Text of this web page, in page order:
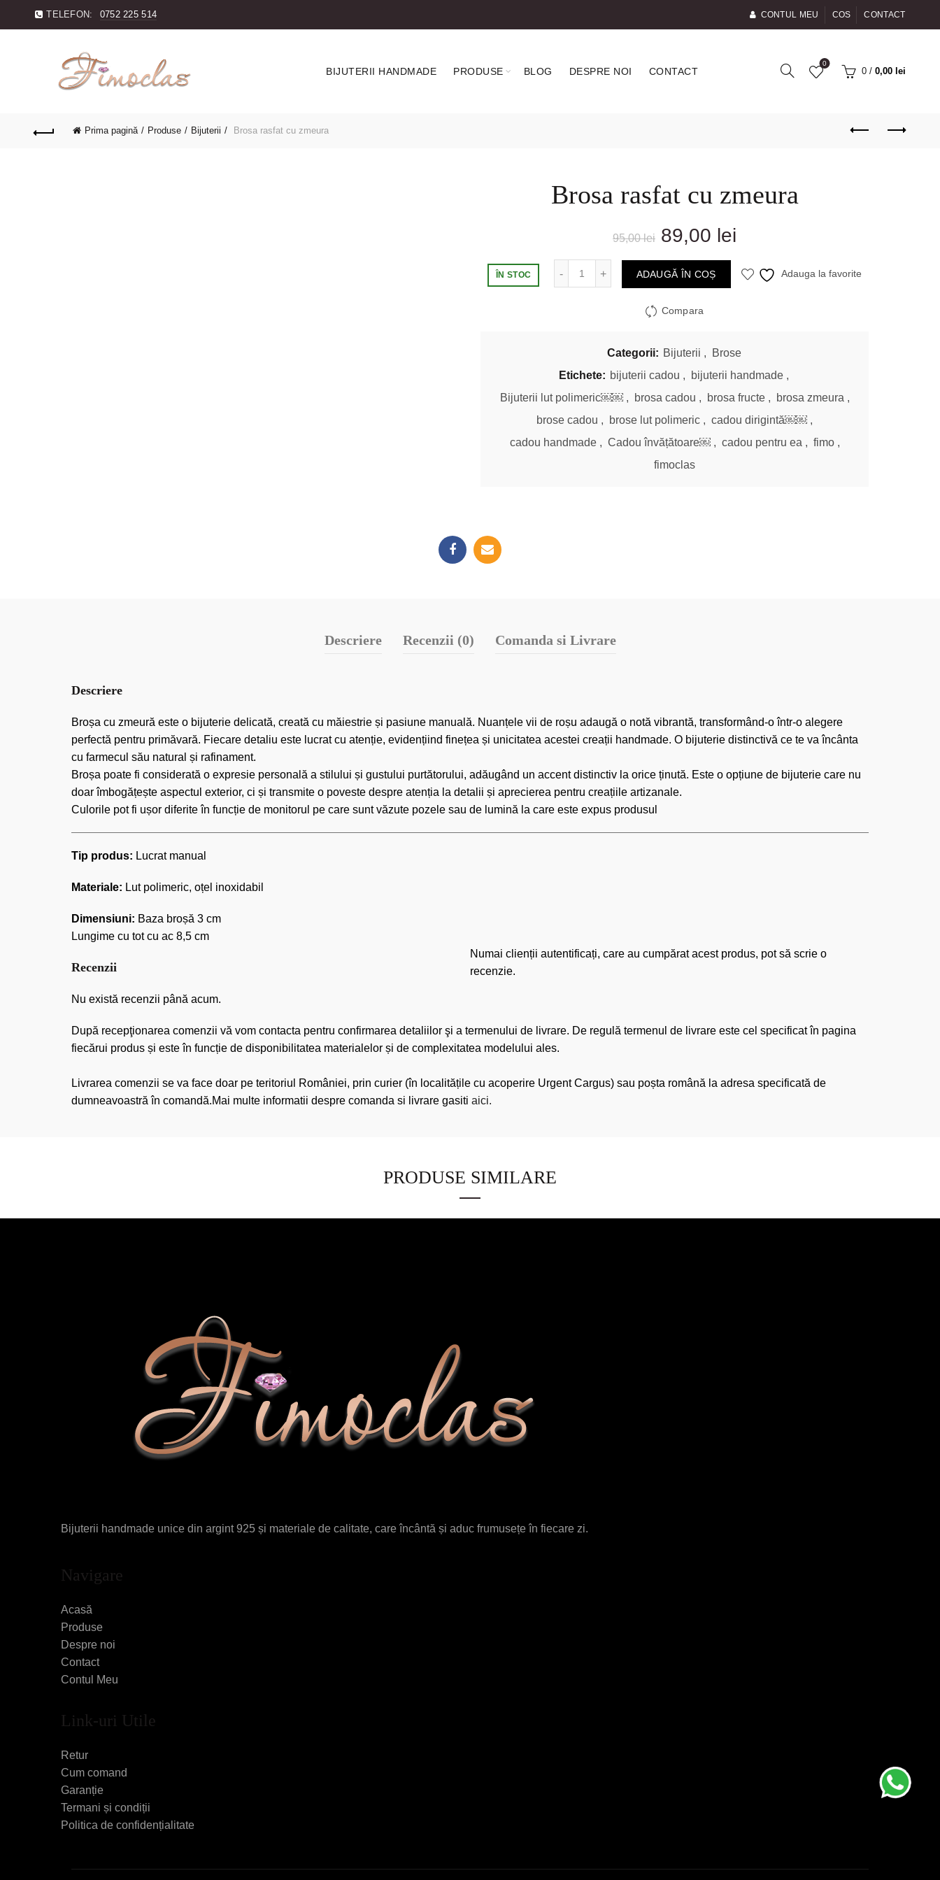
TELEFON: 0752 225 514 CONTUL MEU COS CONTACT
BIJUTERII HANDMADE PRODUSE BLOG DESPRE NOI CONTACT
0
0 / 0,00 lei
Prima pagină Produse Bijuterii Brosa rasfat cu zmeura
Brosa rasfat cu zmeura
95,00lei Prețul
inițial
95,00 lei.
89,00 lei
curent
ÎN STOC ADAUGĂ ÎN COȘ Adauga la favorite
Compara
Categorii: Bijuterii ,
Brose
Etichete: bijuterii cadou , bijuterii handmade ,
Bijuterii lut polimeric￼￼ , brosa cadou , brosa fructe , brosa zmeura ,
brose cadou , brose lut polimeric , cadou dirigintă￼￼ ,
cadou handmade , Cadou învățătoare￼ , cadou pentru ea , fimo ,
fimoclas
Descriere Recenzii (0) Comanda si Livrare
Descriere
Broșa cu zmeură este o bijuterie delicată, creată cu măiestrie și pasiune manuală. Nuanțele vii de roșu adaugă o notă vibrantă, transformând-o într-o alegere
perfectă pentru primăvară. Fiecare detaliu este lucrat cu atenție, evidențiind finețea și unicitatea acestei creații handmade. O bijuterie distinctivă ce te va încânta
cu farmecul său natural și rafinament.
Broșa poate fi considerată o expresie personală a stilului și gustului purtătorului, adăugând un accent distinctiv la orice ținută. Este o opțiune de bijuterie care nu
doar îmbogățește aspectul exterior, ci și transmite o poveste despre atenția la detalii și aprecierea pentru creațiile artizanale.
Culorile pot fi ușor diferite în funcție de monitorul pe care sunt văzute pozele sau de lumină la care este expus produsul
Tip produs: Lucrat manual
Materiale: Lut polimeric, oțel inoxidabil
Dimensiuni: Baza broșă 3 cm
Lungime cu tot cu ac 8,5 cm
Recenzii
Nu există recenzii până acum.
Numai clienții autentificați, care au cumpărat acest produs, pot să scrie o
recenzie.
După recepţionarea comenzii vă vom contacta pentru confirmarea detaliilor şi a termenului de livrare. De regulă termenul de livrare este cel specificat în pagina
fiecărui produs și este în funcție de disponibilitatea materialelor și de complexitatea modelului ales.
Livrarea comenzii se va face doar pe teritoriul României, prin curier (în localitățile cu acoperire Urgent Cargus) sau poșta română la adresa specificată de
dumneavoastră în comandă.Mai multe informatii despre comanda si livrare gasiti aici.
PRODUSE SIMILARE
Bijuterii handmade unice din argint 925 și materiale de calitate, care încântă și aduc frumusețe în fiecare zi.
Navigare
Acasă
Produse
Despre noi
Contact
Contul Meu
Link-uri Utile
Retur
Cum comand
Garanție
Termani și condiții
Politica de confidențialitate